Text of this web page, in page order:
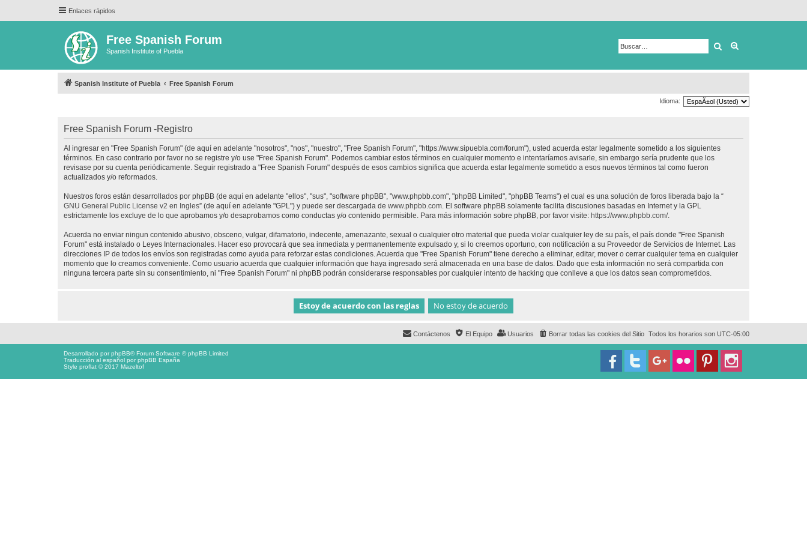
Enlaces rápidos
Free Spanish Forum
Spanish Institute of Puebla Buscar
Spanish Institute of Puebla Free Spanish Forum
Idioma:
Free Spanish Forum -Registro
Al ingresar en "Free Spanish Forum" (de aquí en adelante "nosotros", "nos", "nuestro", "Free Spanish Forum", "https://www.sipuebla.com/forum"), usted acuerda estar legalmente sometido a los siguientes
términos. En caso contrario por favor no se registre y/o use "Free Spanish Forum". Podemos cambiar estos términos en cualquier momento e intentaríamos avisarle, sin embargo sería prudente que los
revisase por su cuenta periódicamente. Seguir registrado a "Free Spanish Forum" después de esos cambios significa que acuerda estar legalmente sometido a esos nuevos términos tal como fueron
actualizados y/o reformados.
Nuestros foros están desarrollados por phpBB (de aquí en adelante "ellos", "sus", "software phpBB", "www.phpbb.com", "phpBB Limited", "phpBB Teams") el cual es una solución de foros liberada bajo la “
GNU General Public License v2 en Ingles” (de aquí en adelante "GPL") y puede ser descargada de www.phpbb.com . El software phpBB solamente facilita discusiones basadas en Internet y la GPL
estrictamente los excluye de lo que aprobamos y/o desaprobamos como conductas y/o contenido permisible. Para más información sobre phpBB, por favor visite: https://www.phpbb.com/.
Acuerda no enviar ningun contenido abusivo, obsceno, vulgar, difamatorio, indecente, amenazante, sexual o cualquier otro material que pueda violar cualquier ley de su país, el país donde "Free Spanish
Forum" está instalado o Leyes Internacionales. Hacer eso provocará que sea inmediata y permanentemente expulsado y, si lo creemos oportuno, con notificación a su Proveedor de Servicios de Internet. Las
direcciones IP de todos los envíos son registradas como ayuda para reforzar estas condiciones. Acuerda que "Free Spanish Forum" tiene derecho a eliminar, editar, mover o cerrar cualquier tema en cualquier
momento que lo creamos conveniente. Como usuario acuerda que cualquier información que haya ingresado será almacenada en una base de datos. Dado que esta información no será compartida con
ninguna tercera parte sin su consentimiento, ni "Free Spanish Forum" ni phpBB podrán considerarse responsables por cualquier intento de hacking que conlleve a que los datos sean comprometidos.
Todos los horarios son UTC-05:00
Borrar todas las cookies del Sitio
Usuarios
El Equipo
Contáctenos
Desarrollado porphpBB® Forum Software © phpBB Limited
Traducción al español porphpBB España
Style proflat © 2017 Mazeltof